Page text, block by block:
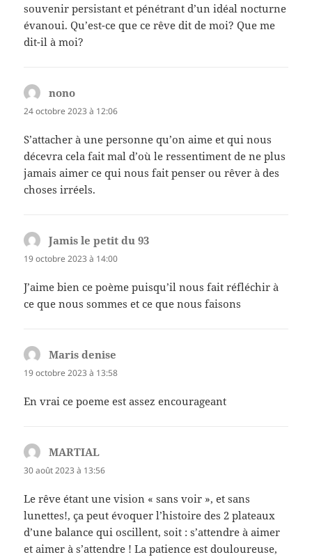
souvenir persistant et pénétrant d’un idéal nocturne
évanoui. Qu’est-ce que ce rêve dit de moi? Que me
dit-il à moi?
nono
24 octobre 2023 à 12:06
S’attacher à une personne qu’on aime et qui nous
décevra cela fait mal d’où le ressentiment de ne plus
jamais aimer ce qui nous fait penser ou rêver à des
choses irréels.
Jamis le petit du 93
19 octobre 2023 à 14:00
J’aime bien ce poème puisqu’il nous fait réfléchir à
ce que nous sommes et ce que nous faisons
Maris denise
19 octobre 2023 à 13:58
En vrai ce poeme est assez encourageant
MARTIAL
30 août 2023 à 13:56
Le rêve étant une vision « sans voir », et sans
lunettes!, ça peut évoquer l’histoire des 2 plateaux
d’une balance qui oscillent, soit : s’attendre à aimer
et aimer à s’attendre ! La patience est douloureuse,